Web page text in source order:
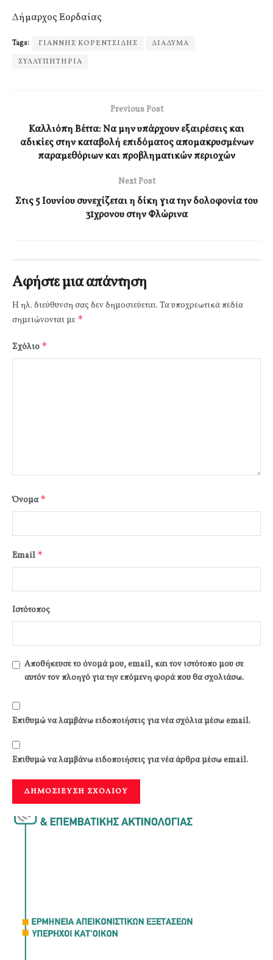
Δήμαρχος Εορδαίας
Tags: ΓΙΑΝΝΗΣ ΚΟΡΕΝΤΣΙΔΗΣ
ΔΙΑΔΥΜΑ
ΣΥΛΛΥΠΗΤΗΡΙΑ
Previous Post
Καλλιόπη Βέττα: Να μην υπάρχουν εξαιρέσεις και
αδικίες στην καταβολή επιδόματος απομακρυσμένων
παραμεθόριων και προβληματικών περιοχών
Next Post
Στις 5 Ιουνίου συνεχίζεται η δίκη για την δολοφονία του
31χρονου στην Φλώρινα
Αφήστε μια απάντηση
Η ηλ. διεύθυνση σας δεν δημοσιεύεται. Τα υποχρεωτικά πεδία
σημειώνονται με *
Σχόλιο *
Όνομα*
Email *
Ιστότοπος
Αποθήκευσε το όνομά μου, email, και τον ιστότοπο μου σε
αυτόν τον πλοηγό για την επόμενη φορά που θα σχολιάσω.
Επιθυμώ να λαμβάνω ειδοποιήσεις για νέα σχόλια μέσω email.
Επιθυμώ να λαμβάνω ειδοποιήσεις για νέα άρθρα μέσω email.